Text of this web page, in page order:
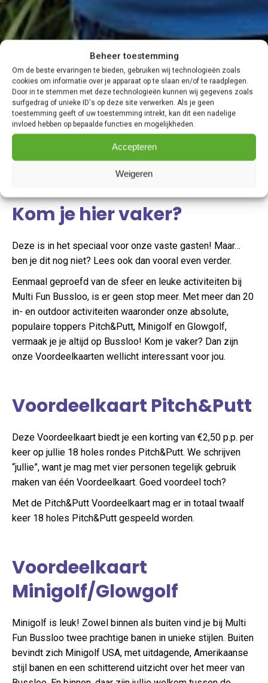
Beheer toestemming
Om de beste ervaringen te bieden, gebruiken wij technologieën zoals
cookies om informatie over je apparaat op te slaan en/of te raadplegen.
Door in te stemmen met deze technologieën kunnen wij gegevens zoals
surfgedrag of unieke ID's op deze site verwerken. Als je geen
toestemming geeft of uw toestemming intrekt, kan dit een nadelige
invloed hebben op bepaalde functies en mogelijkheden.
Accepteren
Weigeren
Kom je hier vaker?
Deze is in het speciaal voor onze vaste gasten! Maar…
ben je dit nog niet? Lees ook dan vooral even verder.
Eenmaal geproefd van de sfeer en leuke activiteiten bij
Multi Fun Bussloo, is er geen stop meer. Met meer dan 20
in- en outdoor activiteiten waaronder onze absolute,
populaire toppers Pitch&Putt, Minigolf en Glowgolf,
vermaak je je altijd op Bussloo! Kom je vaker? Dan zijn
onze Voordeelkaarten wellicht interessant voor jou.
Voordeelkaart Pitch&Putt
Deze Voordeelkaart biedt je een korting van €2,50 p.p. per
keer op jullie 18 holes rondes Pitch&Putt. We schrijven
“jullie”, want je mag met vier personen tegelijk gebruik
maken van één Voordeelkaart. Goed voordeel toch?
Met de Pitch&Putt Voordeelkaart mag er in totaal twaalf
keer 18 holes Pitch&Putt gespeeld worden.
Voordeelkaart
Minigolf/Glowgolf
Minigolf is leuk! Zowel binnen als buiten vind je bij Multi
Fun Bussloo twee prachtige banen in unieke stijlen. Buiten
bevindt zich Minigolf USA, met uitdagende, Amerikaanse
stijl banen en een schitterend uitzicht over het meer van